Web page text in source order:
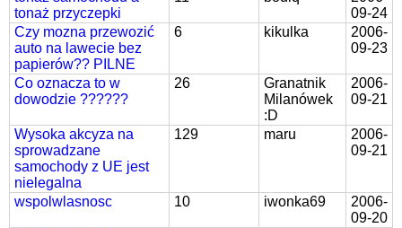
tonaż przyczepki
09-24
Czy mozna przewozić
auto na lawecie bez
papierów?? PILNE
6 kikulka
2006-
09-23
Co oznacza to w
dowodzie ??????
26
Granatnik
Milanówek
:D
2006-
09-21
Wysoka akcyza na
sprowadzane
samochody z UE jest
nielegalna
129 maru
2006-
09-21
wspolwlasnosc 10 iwonka69
2006-
09-20